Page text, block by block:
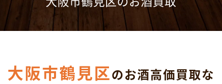
大阪市鶴見区のお酒高価買取な